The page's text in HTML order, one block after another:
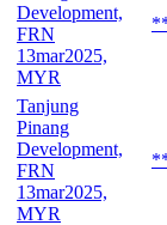
Development,
FRN
13mar2025,
MYR
Tanjung
Pinang
Development,
FRN
13mar2025,
MYR